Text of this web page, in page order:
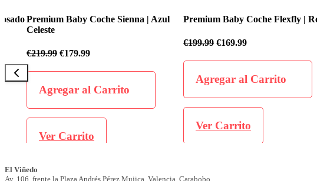
Premium Baby Coche Sienna | Azul
Celeste
219.99 €179.99
Agregar al Carrito
Ver Carrito
Premium Baby Coche Flexfly | Rosado
199.99 €169.99
Agregar al Carrito
Ver Carrito